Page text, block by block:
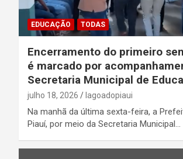
EDUCAÇÃO TODAS
Encerramento do primeiro
é marcado por
Secretaria Municipal de
julho 18, 2026 lagoadopiaui
Na manhã da última sexta-feira, a
Piauí, por meio da Secretaria Municipal…